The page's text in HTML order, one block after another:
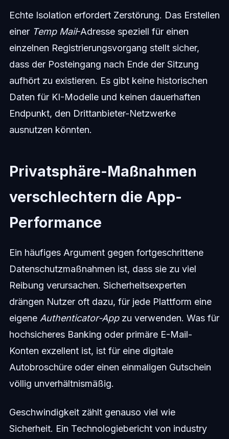
Echte Isolation erfordert Zerstörung. Das Erstellen
einer Temp Mail-Adresse speziell für einen
einzelnen Registrierungsvorgang stellt sicher,
dass der Posteingang nach Ende der Sitzung
aufhört zu existieren. Es gibt keine historischen
Daten für KI-Modelle und keinen dauerhaften
Endpunkt, den Drittanbieter-Netzwerke
ausnutzen könnten.
Privatsphäre-Maßnahmen
verschlechtern die App-
Performance
Ein häufiges Argument gegen fortgeschrittene
Datenschutzmaßnahmen ist, dass sie zu viel
Reibung verursachen. Sicherheitsexperten
drängen Nutzer oft dazu, für jede Plattform eine
eigene Authenticator-Appzu verwenden. Was für
hochsicheres Banking oder primäre E-Mail-
Konten exzellent ist, ist für eine digitale
Autobroschüre oder einen einmaligen Gutschein
völlig unverhältnismäßig.
Geschwindigkeit zählt genauso viel wie
Sicherheit. Ein Technologiebericht von industry